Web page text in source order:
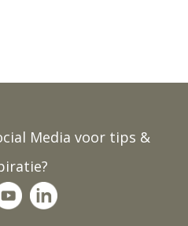
Media voor tips &